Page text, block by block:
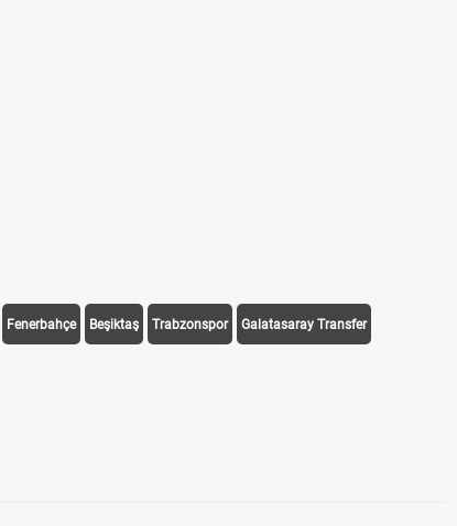
Fenerbahçe Beşiktaş Trabzonspor Galatasaray Transfer